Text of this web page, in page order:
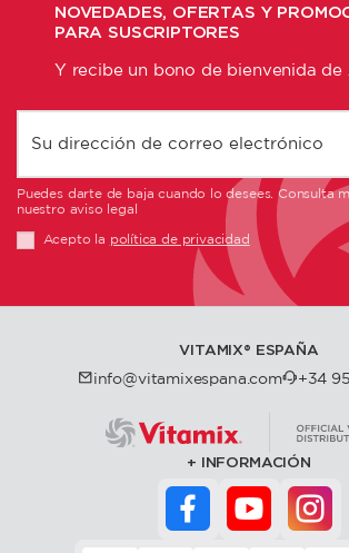
NOVEDADES, OFERTAS Y
PARA SUSCRIPTORES
Y recibe un bono de bienvenida de
Puedes darte de baja cuando lo desees. Consulta
nuestro aviso legal
Acepto la política de privacidad
VITAMIX®️ ESPAÑA
info@vitamixespana.com +34
INFORMACIÓN